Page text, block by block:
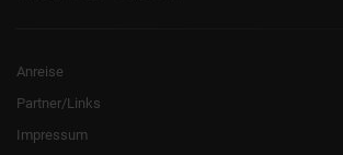
Anreise
Partner/Links
Impressum